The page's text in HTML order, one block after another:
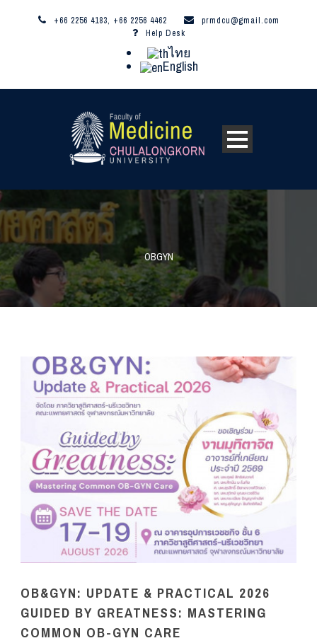
+66 2256 4183, +66 2256 4462
prmdcu@gmail.com
Help Desk
ไทย
English
OBGYN
OB&GYN: UPDATE & PRACTICAL 2026
GUIDED BY GREATNESS: MASTERING
COMMON OB-GYN CARE